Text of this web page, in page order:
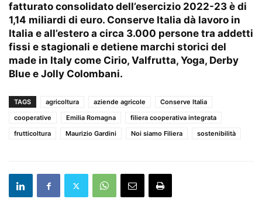
fatturato consolidato dell’esercizio 2022-23 è di
1,14 miliardi di euro. Conserve Italia dà lavoro in
Italia e all’estero a circa 3.000 persone tra addetti
fissi e stagionali e detiene marchi storici del
made in Italy come Cirio, Valfrutta, Yoga, Derby
Blue e Jolly Colombani.
TAGS agricoltura aziende agricole
Conserve Italia
cooperative
Emilia Romagna
filiera cooperativa integrata
frutticoltura
Maurizio Gardini Noi siamo Filiera sostenibilità